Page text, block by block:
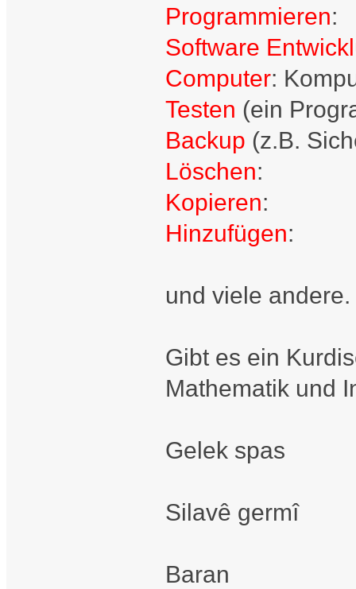
Programmieren:
Software
Computer:
Testen (ein
Backup (z.B.
Löschen:
Kopieren:
Hinzufügen:
und viele andere.
Gibt es ein
Mathematik und
Gelek spas
Silavê germî
Baran